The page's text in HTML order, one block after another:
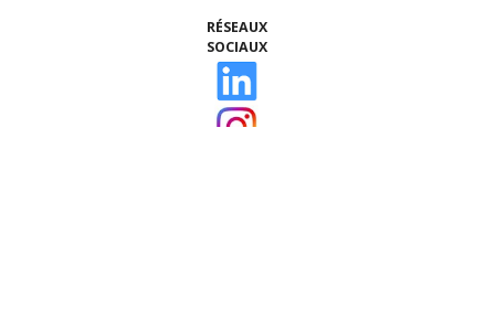
RÉSEAUX
SOCIAUX